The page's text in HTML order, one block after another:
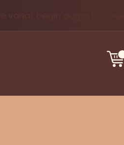
begin augustus weer.